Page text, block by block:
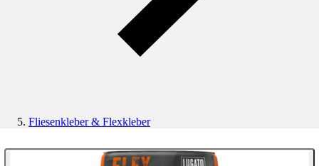
Fliesenkleber & Flexkleber